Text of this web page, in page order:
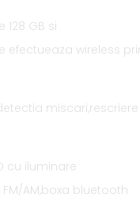
GB si
efectueaza wireless
miscari,rescriere
cu iluminare
AM,boxa bluetooth